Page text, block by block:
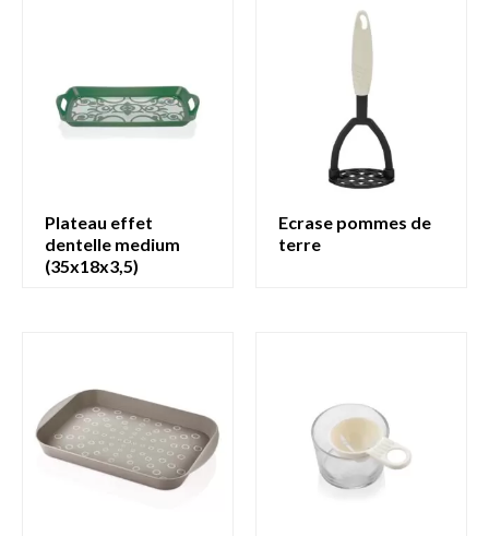
plateau effet
dentelle medium
(35x18x3,5)
ecrase pommes de
terre